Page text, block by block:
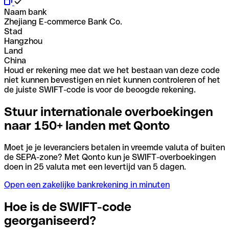
Naam bank
Zhejiang E-commerce Bank Co.
Stad
Hangzhou
Land
China
Houd er rekening mee dat we het bestaan van deze code
niet kunnen bevestigen en niet kunnen controleren of het
de juiste SWIFT-code is voor de beoogde rekening.
Stuur internationale overboekingen
naar 150+ landen met Qonto
Moet je je leveranciers betalen in vreemde valuta of buiten
de SEPA-zone? Met Qonto kun je SWIFT-overboekingen
doen in 25 valuta met een levertijd van 5 dagen.
Open een zakelijke bankrekening in minuten
Hoe is de SWIFT-code
georganiseerd?